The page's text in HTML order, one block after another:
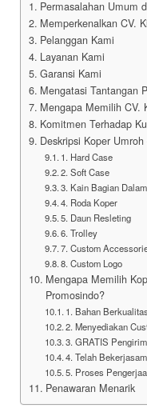
Permasalahan Umum
Memperkenalkan CV.
Pelanggan Kami
Layanan Kami
Garansi Kami
Mengatasi Tantangan
Mengapa Memilih CV.
Komitmen Terhadap
Deskripsi Koper
1. Hard Case
2. Soft Case
3. Kain Bagian Dalam
4. Roda Koper
5. Daun Resleting
6. Trolley
7. Custom
8. Custom Logo
Mengapa Memilih
Promosindo?
1. Bahan Berkualitas
2. Menyediakan
3. GRATIS
4. Telah
5. Proses
Penawaran Menarik